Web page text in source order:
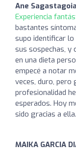
Ane Sagastagoia
Experiencia
bastantes
supo identificar lo
sus sospechas, y
en una dieta
empecé a notar
veces, duro, pero
profesionalidad
esperados. Hoy
sido gracias a ella.
MAIKA GARCIA